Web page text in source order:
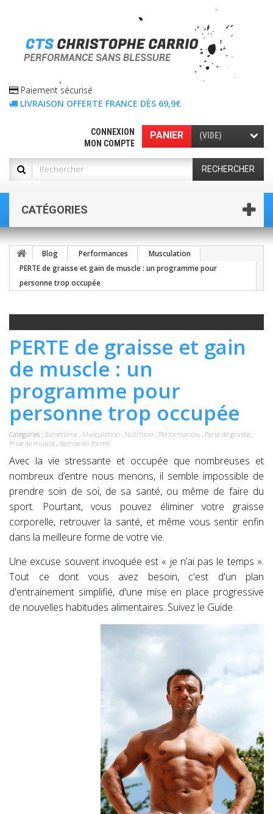
Paiement sécurisé
LIVRAISON OFFERTE FRANCE DÈS 69,9€
PANIER (VIDE)
CONNEXION
MON COMPTE
RECHERCHER
CATÉGORIES
Blog Performances
Musculation
PERTE de graisse et gain de muscle : un programme pour
personne trop occupée
PERTE de graisse et gain
de muscle : un
programme pour
personne trop occupée
Catégories : Esthétisme , Musculation , Nutrition , Performances , Perte de graisse ,
Prise de muscle , Remise en forme
Avec la vie stressante et occupée que nombreuses et
nombreux d’entre nous menons, il semble impossible de
prendre soin de soi, de sa santé, ou même de faire du
sport. Pourtant, vous pouvez éliminer votre graisse
corporelle, retrouver la santé, et même vous sentir enfin
dans la meilleure forme de votre vie.
Une excuse souvent invoquée est « je n’ai pas le temps ».
Tout ce dont vous avez besoin, c'est d'un plan
d'entrainement simplifié, d'une mise en place progressive
de nouvelles habitudes alimentaires. Suivez le Guide.